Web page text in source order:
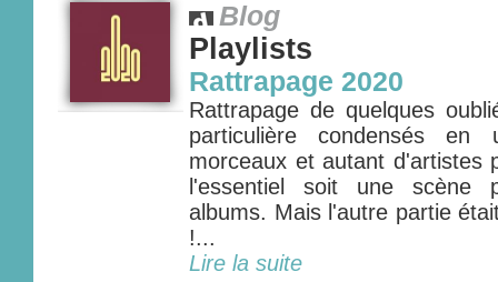
Blog
Playlists
Rattrapage 2020
Rattrapage de quelques
particulière condensés
morceaux et autant d'artistes
l'essentiel soit une scène
albums. Mais l'autre partie
!...
Lire la suite